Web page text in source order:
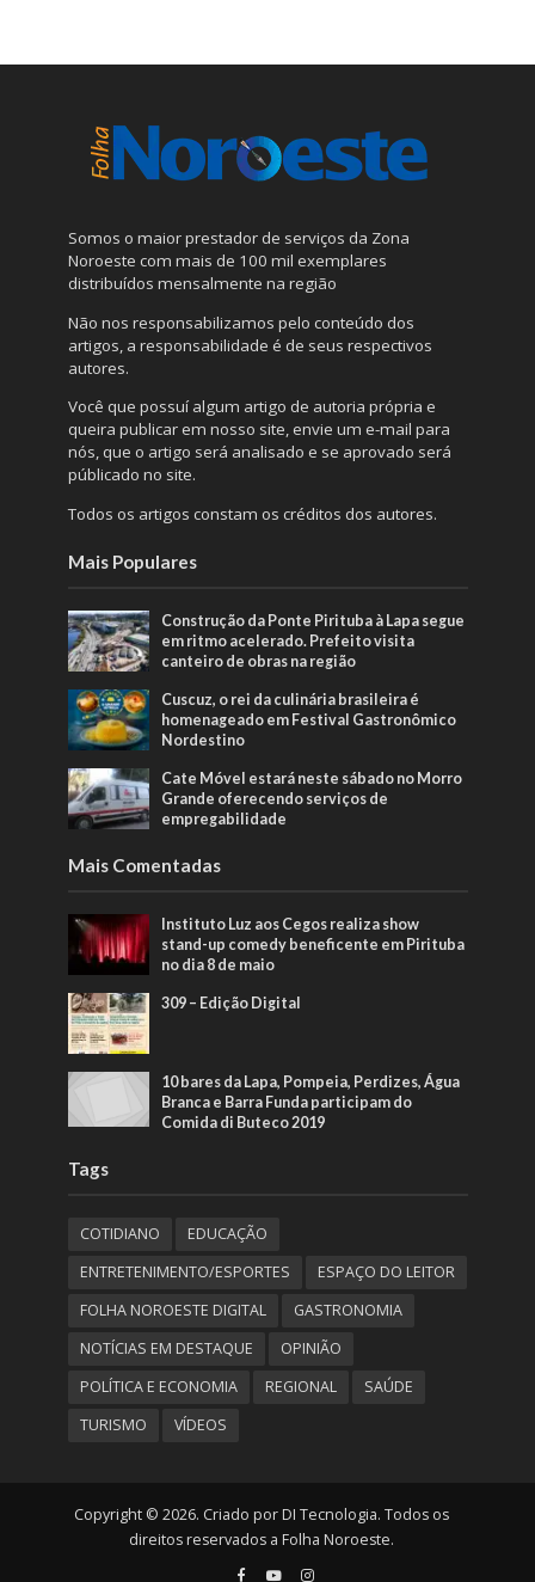
Somos o maior prestador de serviços da Zona
Noroeste com mais de 100 mil exemplares
distribuídos mensalmente na região
Não nos responsabilizamos pelo conteúdo dos
artigos, a responsabilidade é de seus respectivos
autores.
Você que possuí algum artigo de autoria própria e
queira publicar em nosso site, envie um e-mail para
nós, que o artigo será analisado e se aprovado será
públicado no site.
Todos os artigos constam os créditos dos autores.
Mais Populares
Construção da Ponte Pirituba à Lapa segue
em ritmo acelerado. Prefeito visita
canteiro de obras na região
Cuscuz, o rei da culinária brasileira é
homenageado em Festival Gastronômico
Nordestino
Cate Móvel estará neste sábado no Morro
Grande oferecendo serviços de
empregabilidade
Mais Comentadas
Instituto Luz aos Cegos realiza show
stand-up comedy beneficente em Pirituba
no dia 8 de maio
309 – Edição Digital
10 bares da Lapa, Pompeia, Perdizes, Água
Branca e Barra Funda participam do
Comida di Buteco 2019
Tags
COTIDIANO
EDUCAÇÃO
ENTRETENIMENTO/ESPORTES
ESPAÇO DO LEITOR
FOLHA NOROESTE DIGITAL
GASTRONOMIA
NOTÍCIAS EM DESTAQUE
OPINIÃO
POLÍTICA E ECONOMIA
REGIONAL
SAÚDE
TURISMO
VÍDEOS
Copyright © 2026. Criado por DI Tecnologia. Todos os
direitos reservados a Folha Noroeste.